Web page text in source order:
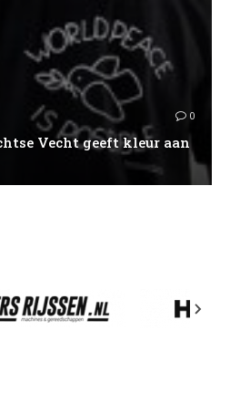
0
Vecht geeft kleur aan